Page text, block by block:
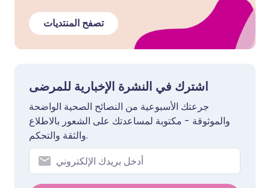
تصفح المنتديات
اشترك في النشرة الإخبارية للمرضى
جرعتك الأسبوعية من النصائح الصحية الواضحة
والموثوقة - مكتوبة لمساعدتك على الشعور بالاطلاع
والثقة والتحكم.